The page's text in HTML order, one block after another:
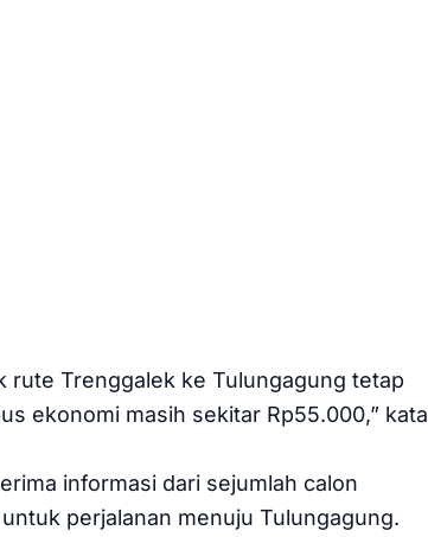
rute Trenggalek ke Tulungagung tetap
ekonomi masih sekitar Rp55.000,” kata
informasi dari sejumlah calon
perjalanan menuju Tulungagung.